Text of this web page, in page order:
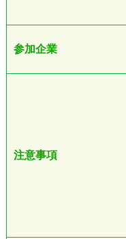
参加企業
注意事項